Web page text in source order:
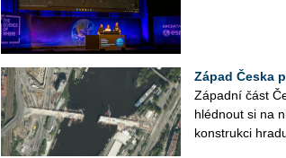
Západ Česka
Zá­pad­ní část
hléd­nout si na
kon­struk­ci